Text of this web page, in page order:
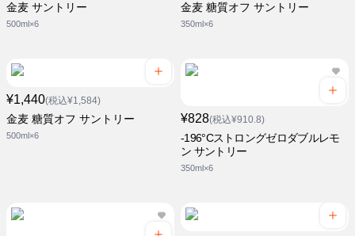
金麦 サントリー
500ml×6
金麦 糖質オフ サントリー
350ml×6
¥1,440(税込¥1,584)
金麦 糖質オフ サントリー
500ml×6
¥828(税込¥910.8)
-196°Cストロングゼロダブルレモ
ン サントリー
350ml×6